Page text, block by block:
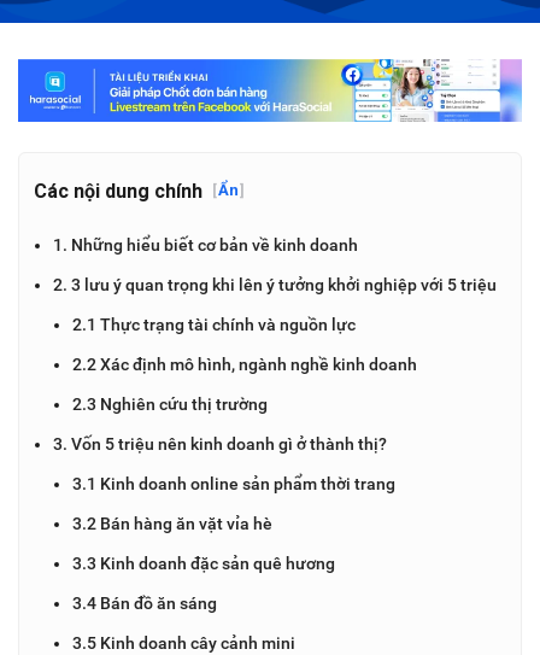
Các nội dung chính [Ẩn]
1. Những hiểu biết cơ bản về kinh doanh
2. 3 lưu ý quan trọng khi lên ý tưởng khởi nghiệp với 5 triệu
2.1 Thực trạng tài chính và nguồn lực
2.2 Xác định mô hình, ngành nghề kinh doanh
2.3 Nghiên cứu thị trường
3. Vốn 5 triệu nên kinh doanh gì ở thành thị?
3.1 Kinh doanh online sản phẩm thời trang
3.2 Bán hàng ăn vặt vỉa hè
3.3 Kinh doanh đặc sản quê hương
3.4 Bán đồ ăn sáng
3.5 Kinh doanh cây cảnh mini